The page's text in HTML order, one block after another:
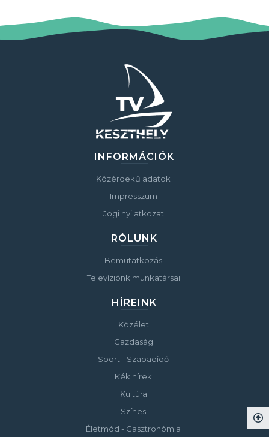
INFORMÁCIÓK
Közérdekű adatok
Impresszum
Jogi nyilatkozat
RÓLUNK
Bemutatkozás
Televíziónk munkatársai
HÍREINK
Közélet
Gazdaság
Sport - Szabadidő
Kék hírek
Kultúra
Színes
Életmód - Gasztronómia